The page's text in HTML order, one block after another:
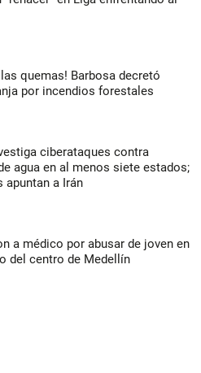
quemas! Barbosa decretó
por incendios forestales
ciberataques contra
agua en al menos siete estados;
apuntan a Irán
a médico por abusar de joven en
del centro de Medellín